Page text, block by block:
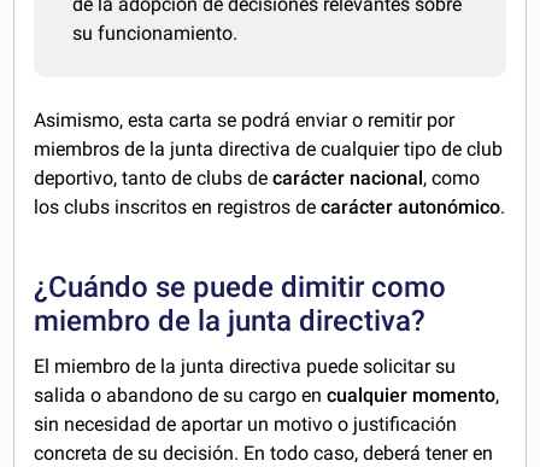
su funcionamiento.
Asimismo, esta carta se podrá enviar o remitir por
miembros de la junta directiva de cualquier tipo de club
deportivo, tanto de clubs decarácter nacional , como
los clubs inscritos en registros decarácter autonómico.
¿Cuándo se puede dimitir como
miembro de la junta directiva?
El miembro de la junta directiva puede solicitar su
salida o abandono de su cargo encualquier momento,
sin necesidad de aportar un motivo o justificación
concreta de su decisión. En todo caso, deberá tener en